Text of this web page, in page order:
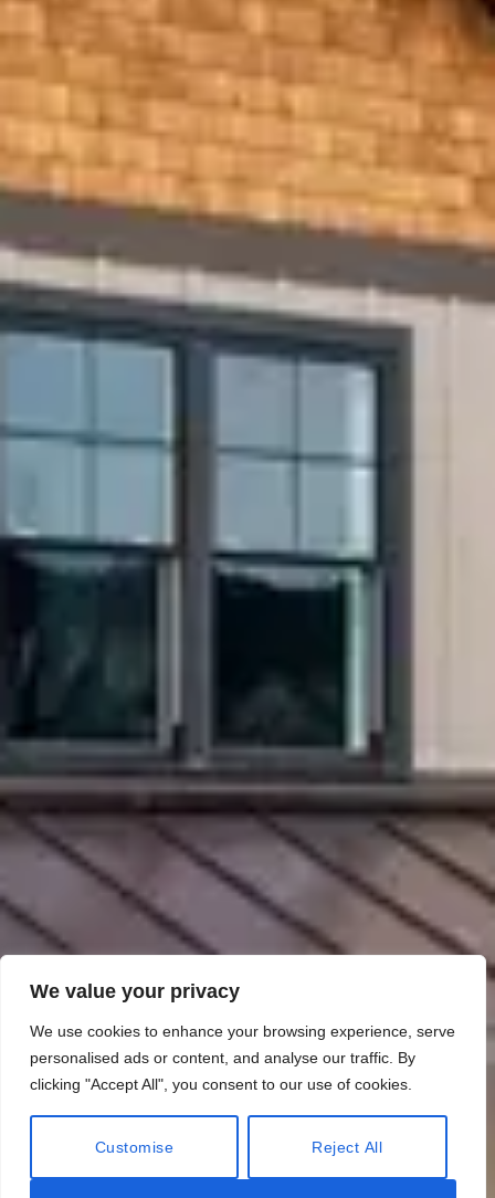
We value your privacy
We use cookies to enhance your browsing experience, serve
personalised ads or content, and analyse our traffic. By
clicking "Accept All", you consent to our use of cookies.
Customise Reject All